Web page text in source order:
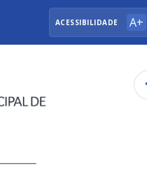
ACESSIBILIDADE A+